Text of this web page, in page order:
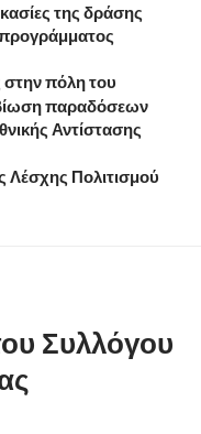
της δράσης
πόλη του
παραδόσεων
Αντίστασης
Λέσχης Πολιτισμού
Συλλόγου